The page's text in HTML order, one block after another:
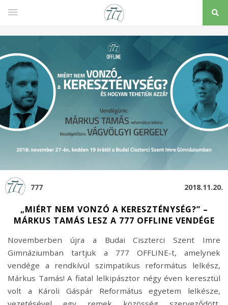
777 2018.11.20.
„MIÉRT NEM VONZÓ A KERESZTÉNYSÉG?” –
MÁRKUS TAMÁS LESZ A 777 OFFLINE VENDÉGE
Novemberben újra a Budai Ciszterci Szent Imre
Gimnáziumban tartjuk a 777 OFFLINE-t, amelynek
vendége a rendkívül szimpatikus református lelkész,
Márkus Tamás! A fiatal lelkipásztor négy éven keresztül
volt a Károli Gáspár Református egyetem lelkésze,